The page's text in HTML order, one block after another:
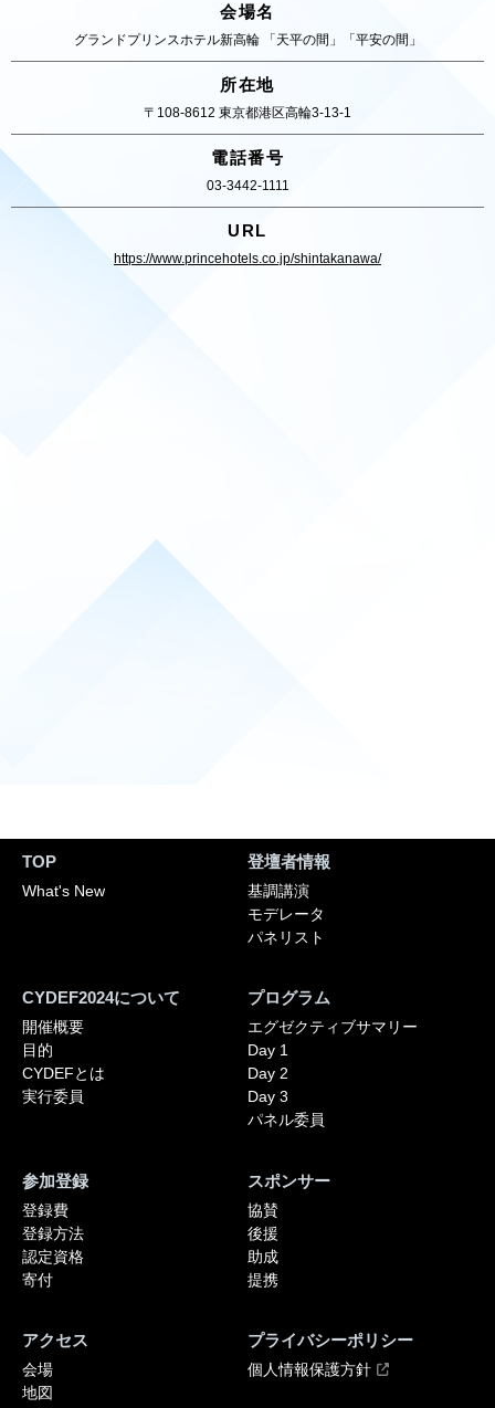
会場名
グランドプリンスホテル新高輪 「天平の間」「平安の間」
所在地
〒108-8612 東京都港区高輪3-13-1
電話番号
03-3442-1111
URL
https://www.princehotels.co.jp/shintakanawa/
TOP
What's New
CYDEF2024について
開催概要
目的
CYDEFとは
実行委員
プログラム
エグゼクティブサマリー
Day 1
Day 2
Day 3
パネル委員
登壇者情報
基調講演
モデレータ
パネリスト
参加登録
登録費
登録方法
認定資格
寄付
スポンサー
協賛
後援
助成
提携
アクセス
会場
地図
プライバシーポリシー
個人情報保護方針